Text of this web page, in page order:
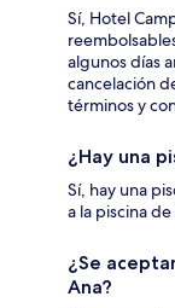
Sí, Hotel
algunos días
cancelación
términos y
¿Hay una
Sí, hay una
a la piscina
¿Se
Ana?